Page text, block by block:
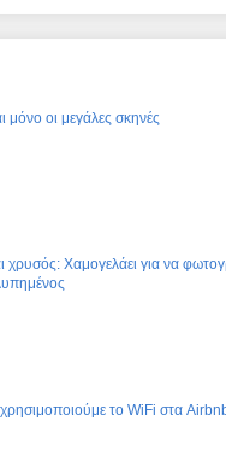
μόνο οι μεγάλες σκηνές
χρυσός: Χαμογελάει για να
χρησιμοποιούμε το WiFi στα